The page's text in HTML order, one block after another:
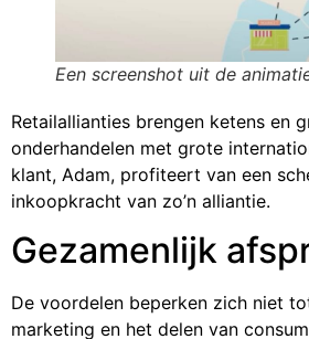
Een screenshot uit de
Retailallianties brengen ketens en
onderhandelen met grote
klant, Adam, profiteert van een
inkoopkracht van zo’n alliantie.
Gezamenlijk
De voordelen beperken zich niet
marketing en het delen van